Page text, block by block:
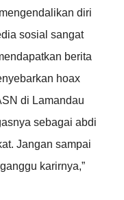
diri
sosial sangat
berita
hoax
di Lamandau
sebagai abdi
Jangan sampai
karirnya,”